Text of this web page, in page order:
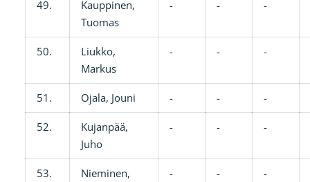
49.
Kauppinen,
Tuomas
- - -
50.
Liukko,
Markus
- - -
51. Ojala, Jouni - - -
52.
Kujanpää,
Juho
- - -
53.
Nieminen,
- - -